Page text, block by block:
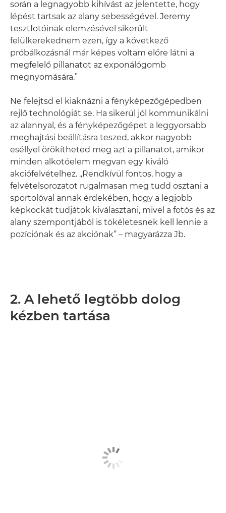
során a legnagyobb kihívást az jelentette, hogy
lépést tartsak az alany sebességével. Jeremy
tesztfotóinak elemzésével sikerült
felülkerekednem ezen, így a következő
próbálkozásnál már képes voltam előre látni a
megfelelő pillanatot az exponálógomb
megnyomására.”
Ne felejtsd el kiaknázni a fényképezőgépedben
rejlő technológiát se. Ha sikerül jól kommunikálni
az alannyal, és a fényképezőgépet a leggyorsabb
meghajtási beállításra teszed, akkor nagyobb
eséllyel örökítheted meg azt a pillanatot, amikor
minden alkotóelem megvan egy kiváló
akciófelvételhez. „Rendkívül fontos, hogy a
felvételsorozatot rugalmasan meg tudd osztani a
sportolóval annak érdekében, hogy a legjobb
képkockát tudjátok kiválasztani, mivel a fotós és az
alany szempontjából is tökéletesnek kell lennie a
pozíciónak és az akciónak” – magyarázza Jb.
2. A lehető legtöbb dolog
kézben tartása